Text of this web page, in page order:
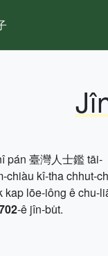
pán 臺灣人士鑑 tāi-
chiàu kî-tha chhut-
kap lōe-iông ê chu-
-ê jîn-bu̍t.